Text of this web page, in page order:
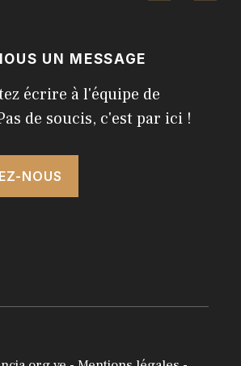
UN MESSAGE
écrire à l'équipe de
de soucis, c'est par ici !
NOUS